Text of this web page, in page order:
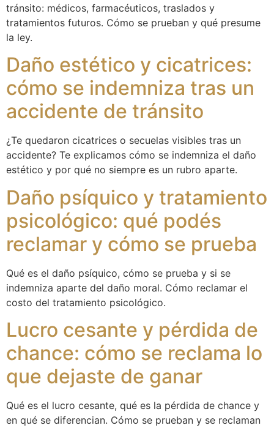
tránsito: médicos, farmacéuticos, traslados y
tratamientos futuros. Cómo se prueban y qué presume
la ley.
Daño estético y cicatrices:
cómo se indemniza tras un
accidente de tránsito
¿Te quedaron cicatrices o secuelas visibles tras un
accidente? Te explicamos cómo se indemniza el daño
estético y por qué no siempre es un rubro aparte.
Daño psíquico y tratamiento
psicológico: qué podés
reclamar y cómo se prueba
Qué es el daño psíquico, cómo se prueba y si se
indemniza aparte del daño moral. Cómo reclamar el
costo del tratamiento psicológico.
Lucro cesante y pérdida de
chance: cómo se reclama lo
que dejaste de ganar
Qué es el lucro cesante, qué es la pérdida de chance y
en qué se diferencian. Cómo se prueban y se reclaman